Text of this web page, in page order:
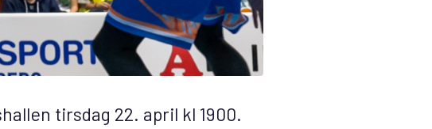
tirsdag 22. april kl 1900.